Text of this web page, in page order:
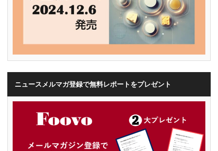
ニュースメルマガ登録で無料レポートをプレゼント